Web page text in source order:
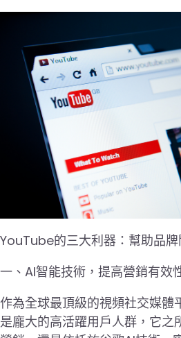
YouTube的三大利器：幫助品
一、AI智能技術，提高營銷有效
作為全球最頂級的視頻社交媒
是龐大的高活躍用戶人群，它之